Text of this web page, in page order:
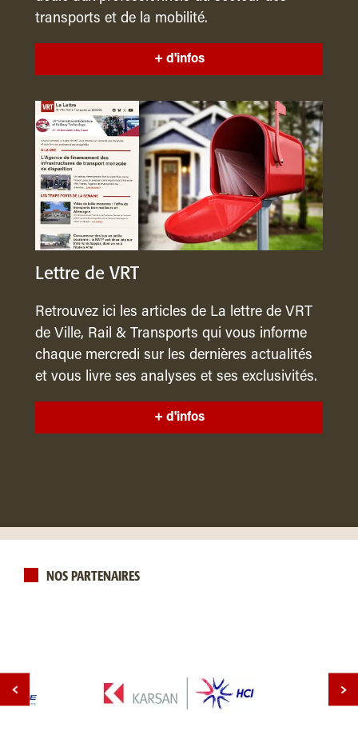
transports et de la mobilité.
+ d'infos
Lettre de VRT
Retrouvez ici les articles de La lettre de VRT
de Ville, Rail & Transports qui vous informe
chaque mercredi sur les dernières actualités
et vous livre ses analyses et ses exclusivités.
+ d'infos
NOS PARTENAIRES